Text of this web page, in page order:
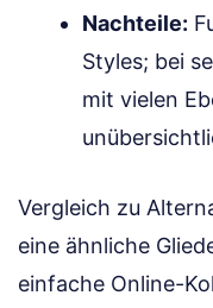
Nachteile:
Styles; bei
mit vielen
Vergleich zu
eine ähnliche
einfache Online-